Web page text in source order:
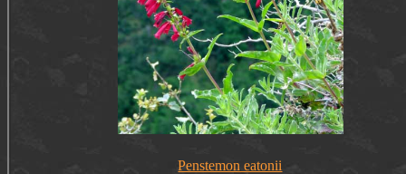
Penstemon eatonii